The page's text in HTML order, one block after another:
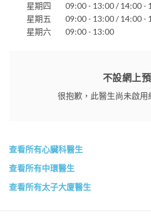
星期四
09:00 - 13:00 / 14:00 -
星期五
09:00 - 13:00 / 14:00 -
星期六
09:00 - 13:00
不設網上
很抱歉，此醫生尚未啟用
查看所有心臟科醫生
查看所有中環醫生
查看所有太子大廈醫生